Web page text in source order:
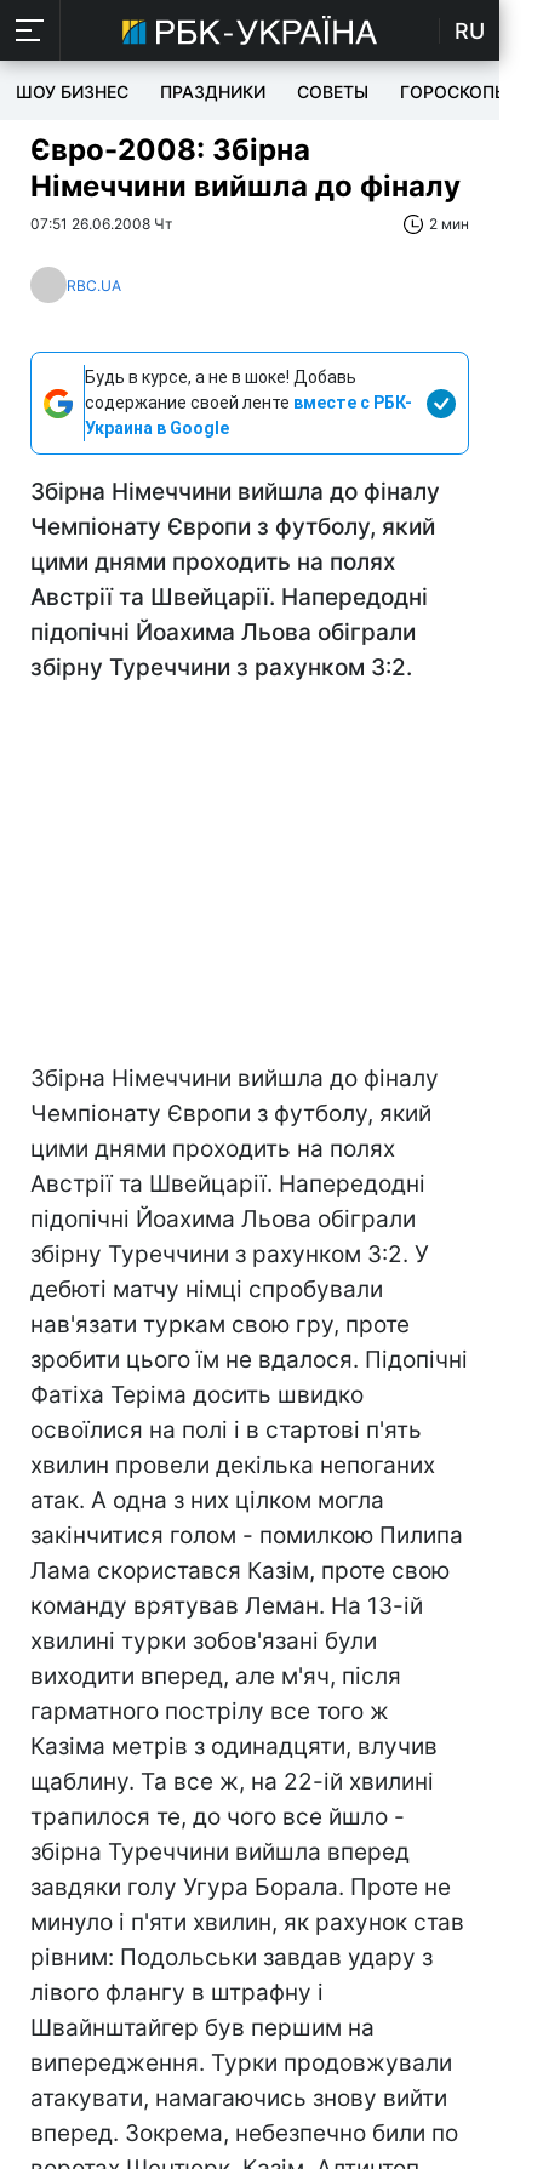
RU
ШОУ БИЗНЕС ПРАЗДНИКИ СОВЕТЫ ГОРОСКОПЫ
Євро-2008: Збірна
Німеччини вийшла до фіналу
07:51 26.06.2008 Чт 2 мин
RBC.UA
Будь в курсе, а не в шоке! Добавь
содержание своей ленте вместе с РБК-
Украина в Google
Збірна Німеччини вийшла до фіналу
Чемпіонату Європи з футболу, який
цими днями проходить на полях
Австрії та Швейцарії. Напередодні
підопічні Йоахима Льова обіграли
збірну Туреччини з рахунком 3:2.
Збірна Німеччини вийшла до фіналу
Чемпіонату Європи з футболу, який
цими днями проходить на полях
Австрії та Швейцарії. Напередодні
підопічні Йоахима Льова обіграли
збірну Туреччини з рахунком 3:2. У
дебюті матчу німці спробували
нав'язати туркам свою гру, проте
зробити цього їм не вдалося. Підопічні
Фатіха Теріма досить швидко
освоїлися на полі і в стартові п'ять
хвилин провели декілька непоганих
атак. А одна з них цілком могла
закінчитися голом - помилкою Пилипа
Лама скористався Казім, проте свою
команду врятував Леман. На 13-ій
хвилині турки зобов'язані були
виходити вперед, але м'яч, після
гарматного пострілу все того ж
Казіма метрів з одинадцяти, влучив
щаблину. Та все ж, на 22-ій хвилині
трапилося те, до чого все йшло -
збірна Туреччини вийшла вперед
завдяки голу Угура Борала. Проте не
минуло і п'яти хвилин, як рахунок став
рівним: Подольськи завдав удару з
лівого флангу в штрафну і
Швайнштайгер був першим на
випередження. Турки продовжували
атакувати, намагаючись знову вийти
вперед. Зокрема, небезпечно били по